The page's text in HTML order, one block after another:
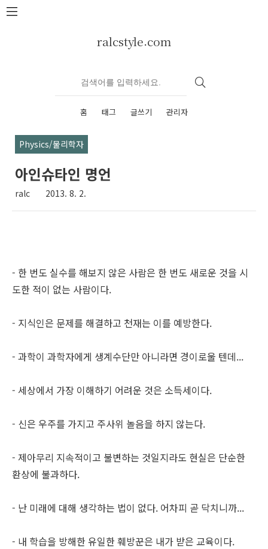
본문 바로가기
ralcstyle.com
홈 태그 글쓰기 관리자
Physics/물리학자
아인슈타인 명언
ralc 2013. 8. 2.
- 한 번도 실수를 해보지 않은 사람은 한 번도 새로운 것을 시
도한 적이 없는 사람이다.
- 지식인은 문제를 해결하고 천재는 이를 예방한다.
- 과학이 과학자에게 생계수단만 아니라면 경이로울 텐데...
- 세상에서 가장 이해하기 어려운 것은 소득세이다.
- 신은 우주를 가지고 주사위 놀음을 하지 않는다.
- 제아무리 지속적이고 불변하는 것일지라도 현실은 단순한
환상에 불과하다.
- 난 미래에 대해 생각하는 법이 없다. 어차피 곧 닥치니까...
- 내 학습을 방해한 유일한 훼방꾼은 내가 받은 교육이다.